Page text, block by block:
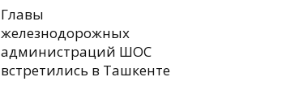
Главы
железнодорожных
администраций ШОС
встретились в Ташкенте